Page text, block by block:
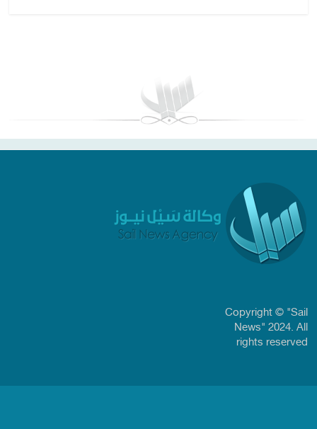
Copyright © "Sail
News" 2024. All
rights reserved